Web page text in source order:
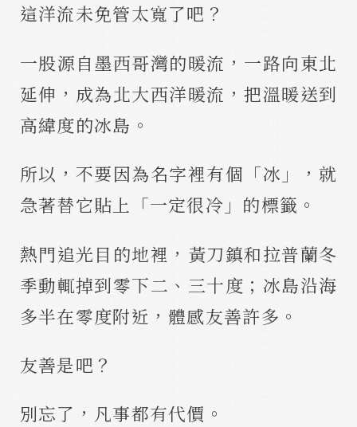
這洋流未免管太寬了吧？
一股源自墨西哥灣的暖流，一路向東北
延伸，成為北大西洋暖流，把溫暖送到
高緯度的冰島。
所以，不要因為名字裡有個「冰」，就
急著替它貼上「一定很冷」的標籤。
熱門追光目的地裡，黃刀鎮和拉普蘭冬
季動輒掉到零下二、三十度；冰島沿海
多半在零度附近，體感友善許多。
友善是吧？
別忘了，凡事都有代價。